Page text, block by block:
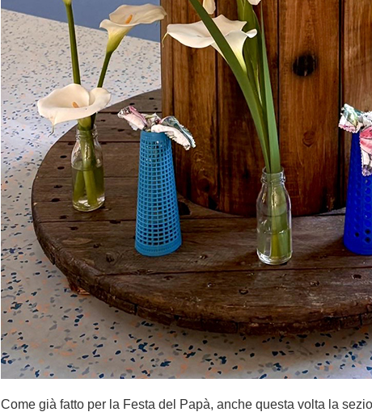
Come già fatto per la Festa del Papà, anche questa volta la